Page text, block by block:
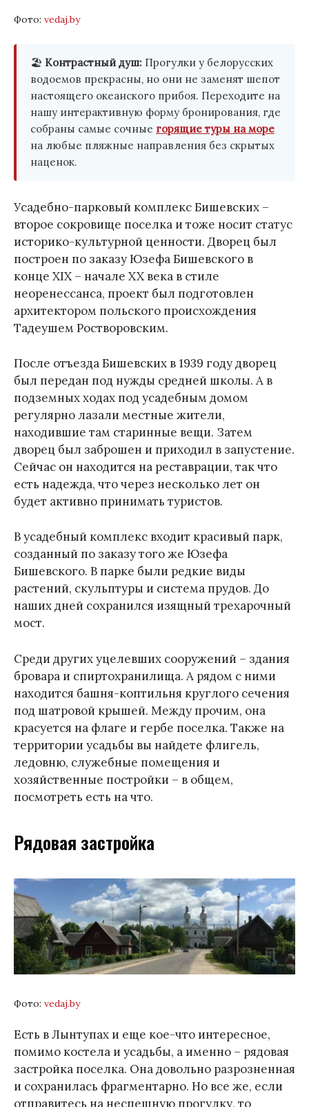
Фото: vedaj.by
🏖️ Контрастный душ: Прогулки у белорусских
водоемов прекрасны, но они не заменят шепот
настоящего океанского прибоя. Переходите на
нашу интерактивную форму бронирования, где
собраны самые сочные горящие туры на море
на любые пляжные направления без скрытых
наценок.
Усадебно-парковый комплекс Бишевских –
второе сокровище поселка и тоже носит статус
историко-культурной ценности. Дворец был
построен по заказу Юзефа Бишевского в
конце XIX – начале XX века в стиле
неоренессанса, проект был подготовлен
архитектором польского происхождения
Тадеушем Ростворовским.
После отъезда Бишевских в 1939 году дворец
был передан под нужды средней школы. А в
подземных ходах под усадебным домом
регулярно лазали местные жители,
находившие там старинные вещи. Затем
дворец был заброшен и приходил в запустение.
Сейчас он находится на реставрации, так что
есть надежда, что через несколько лет он
будет активно принимать туристов.
В усадебный комплекс входит красивый парк,
созданный по заказу того же Юзефа
Бишевского. В парке были редкие виды
растений, скульптуры и система прудов. До
наших дней сохранился изящный трехарочный
мост.
Среди других уцелевших сооружений – здания
бровара и спиртохранилища. А рядом с ними
находится башня-коптильня круглого сечения
под шатровой крышей. Между прочим, она
красуется на флаге и гербе поселка. Также на
территории усадьбы вы найдете флигель,
ледовню, служебные помещения и
хозяйственные постройки – в общем,
посмотреть есть на что.
Рядовая застройка
Фото: vedaj.by
Есть в Лынтупах и еще кое-что интересное,
помимо костела и усадьбы, а именно – рядовая
застройка поселка. Она довольно разрозненная
и сохранилась фрагментарно. Но все же, если
отправитесь на неспешную прогулку, то